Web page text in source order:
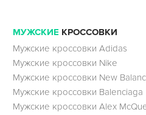
МУЖСКИЕ КРОССОВКИ
Мужские кроссовки Adidas
Мужские кроссовки Nike
Мужские кроссовки New
Мужские кроссовки Balenciaga
Мужские кроссовки Alex